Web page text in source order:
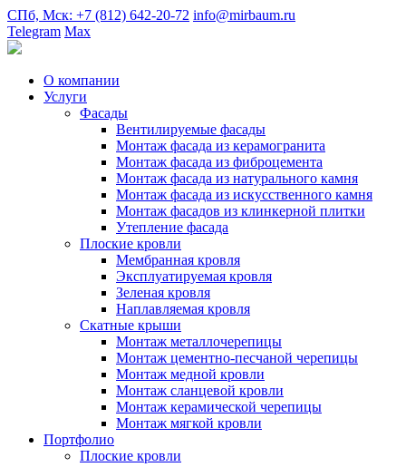
СПб, Мск: +7 (812) 642-20-72 info@mirbaum.ru
Telegram Max
О компании
Услуги
Фасады
Вентилируемые фасады
Монтаж фасада из керамогранита
Монтаж фасада из фиброцемента
Монтаж фасада из натурального камня
Монтаж фасада из искусственного камня
Монтаж фасадов из клинкерной плитки
Утепление фасада
Плоские кровли
Мембранная кровля
Эксплуатируемая кровля
Зеленая кровля
Наплавляемая кровля
Скатные крыши
Монтаж металлочерепицы
Монтаж цементно-песчаной черепицы
Монтаж медной кровли
Монтаж сланцевой кровли
Монтаж керамической черепицы
Монтаж мягкой кровли
Портфолио
Плоские кровли